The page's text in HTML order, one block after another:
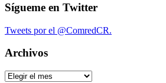
Sígueme en Twitter
Tweets por el @ComredCR.
Archivos
Archivos